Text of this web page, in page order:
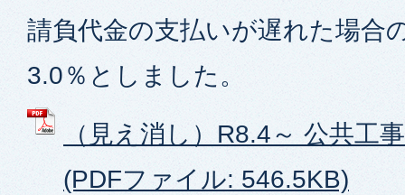
請負代金の支払いが遅れた場合
3.0％としました。
（見え消し）R8.4～ 公共工
(PDFファイル: 546.5KB)